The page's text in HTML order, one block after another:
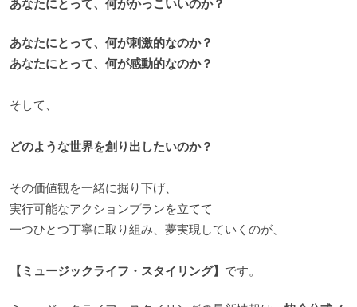
あなたにとって、何がかっこいいのか？
あなたにとって、何が刺激的なのか？
あなたにとって、何が感動的なのか？
そして、
どのような世界を創り出したいのか？
その価値観を一緒に掘り下げ、
実行可能なアクションプランを立てて
一つひとつ丁寧に取り組み、夢実現していくのが、
【ミュージックライフ・スタイリング】 です。